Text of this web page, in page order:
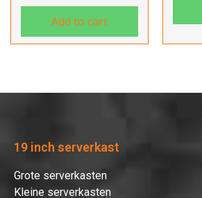
Add to cart
19 inch serverkast
Grote serverkasten
Kleine serverkasten